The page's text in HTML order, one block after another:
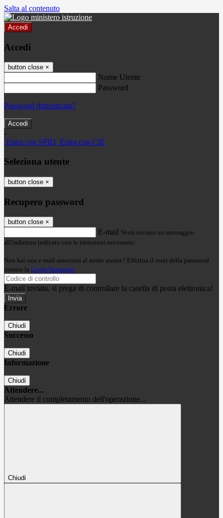
Salta al contenuto
Accedi
Accedi
button close ×
Nome Utente
Password
Password dimenticata?
-
Entra con SPID Entra con CIE
Seleziona utente
button close ×
Recupero password
button close ×
E-mail Verrà inviato un messaggio
all'indirizzo indicato con le istruzioni necessarie.
Non hai una e-mail associata al nome utente? Effettua il reset della password
tramite la Login Spaggiari
E-mail inviata, si prega di controllare la casella di posta elettronica!
Errore
Chiudi
Successo
Chiudi
Informazione
Chiudi
Attendere...
Attendere il completamento dell'operazione...
Chiudi